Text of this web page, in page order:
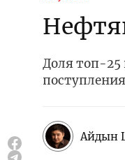
Доля топ-
Айдын